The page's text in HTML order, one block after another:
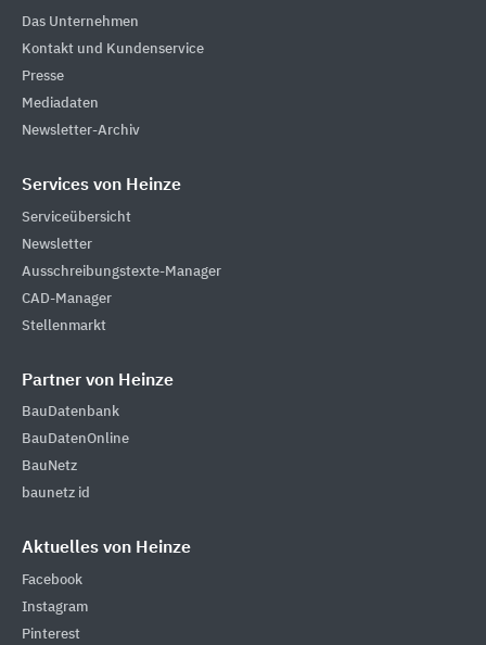
Das Unternehmen
Kontakt und Kundenservice
Presse
Mediadaten
Newsletter-Archiv
Services von Heinze
Serviceübersicht
Newsletter
Ausschreibungstexte-Manager
CAD-Manager
Stellenmarkt
Partner von Heinze
BauDatenbank
BauDatenOnline
BauNetz
baunetz id
Aktuelles von Heinze
Facebook
Instagram
Pinterest